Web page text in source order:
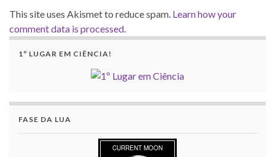
This site uses Akismet to reduce spam. Learn how your
comment data is processed.
1º LUGAR EM CIÊNCIA!
FASE DA LUA